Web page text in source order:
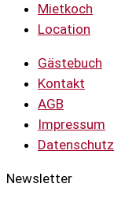
Mietkoch
Location
Gästebuch
Kontakt
AGB
Impressum
Datenschutz
Newsletter